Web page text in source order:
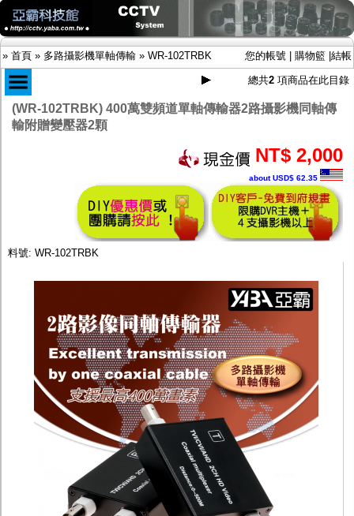
» 首頁 » 多路攝影機單軸傳輸 » WR-102TRBK 您的帳號 購物籃 結帳
商品目錄
AHD半球型(適用屋內)
AHD中小型紅外線攝影機(適用騎樓、室內外)
AHD防護罩型攝影機(適用屋外，紅外線照射
AHD特殊功能型攝影機
傳統高解析攝影機
投光設備
防護罩及支架
多路攝影機單軸傳輸
監聽器.麥克風
網路設備
視訊轉換設備
雙絞線傳輸器
雜訊改善器
分配放大器
網路線用水晶頭
懶人線.同軸線.花線
線頭.插座.延長線.HDMI線
集線盒.防水盒.配線盒
總共2 項商品在此目錄
(WR-102TRBK) 400萬雙頻道單軸傳輸器2路攝影機同軸傳
輸附贈變壓器2顆
NT$ 2,000
about USD$ 62.35
料號: WR-102TRBK